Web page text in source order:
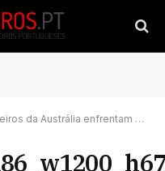
Austrália enfrentam esta tarde um violento incêndio